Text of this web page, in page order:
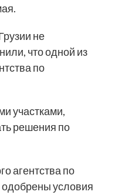
не
что одной из
по
участками,
решения по
агентства по
одобрены условия